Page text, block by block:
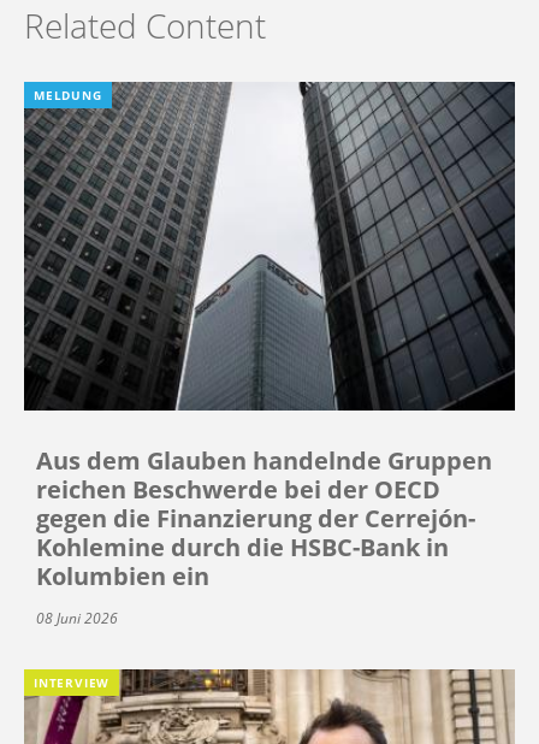
Related Content
MELDUNG
Aus dem Glauben handelnde Gruppen
reichen Beschwerde bei der OECD
gegen die Finanzierung der Cerrejón-
Kohlemine durch die HSBC-Bank in
Kolumbien ein
08 Juni 2026
INTERVIEW